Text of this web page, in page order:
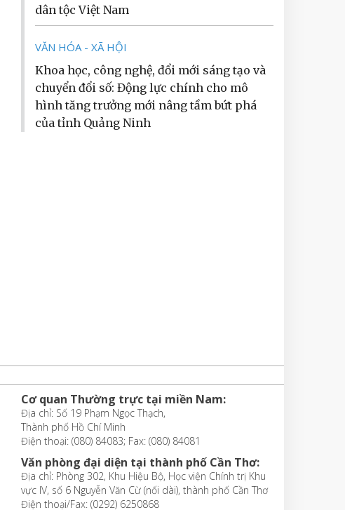
dân tộc Việt Nam
VĂN HÓA - XÃ HỘI
Khoa học, công nghệ, đổi mới sáng tạo và
chuyển đổi số: Động lực chính cho mô
hình tăng trưởng mới nâng tầm bứt phá
của tỉnh Quảng Ninh
Cơ quan Thường trực tại miền Nam:
Địa chỉ: Số 19 Phạm Ngọc Thạch,
Thành phố Hồ Chí Minh
Điện thoại: (080) 84083; Fax: (080) 84081
Văn phòng đại diện tại thành phố Cần Thơ:
Địa chỉ: Phòng 302, Khu Hiệu Bộ, Học viện Chính trị Khu
vực IV, số 6 Nguyễn Văn Cừ (nối dài), thành phố Cần Thơ
Điện thoại/Fax: (0292) 6250868